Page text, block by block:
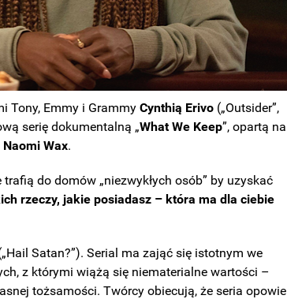
Tony, Emmy i GrammyCynthią Erivo („Outsider”,
serię dokumentalną „What We Keep”, opartą na
Wax.
do domów „niezwykłych osób” by uzyskać
rzeczy, jakie posiadasz – która ma dla ciebie
Satan?”). Serial ma zająć się istotnym we
z którymi wiążą się niematerialne wartości –
tożsamości. Twórcy obiecują, że seria opowie